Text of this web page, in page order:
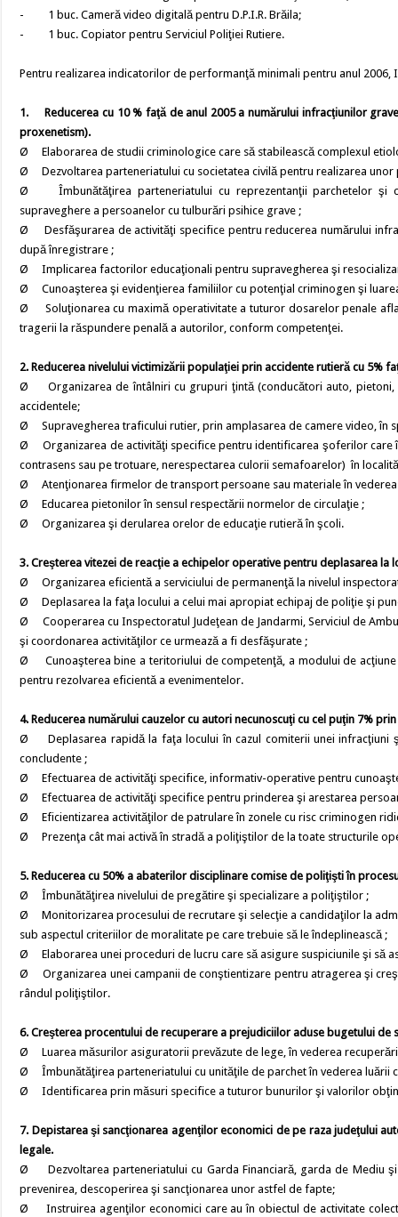
- 1 buc. Cameră video digitală pentru D.P.I.R. Brăila;
- 1 buc. Copiator pentru Serviciul Poliţiei Rutiere.
Pentru realizarea indicatorilor de performanţă minimali pentru anul
1. Reducerea cu 10 % faţă de anul 2005 a numărului infracţiunilor
proxenetism).
Ø Elaborarea de studii criminologice care să stabilească complexul
Ø Dezvoltarea parteneriatului cu societatea civilă pentru realizarea
Ø Îmbunătăţirea parteneriatului cu reprezentanţii parchetelor şi
supraveghere a persoanelor cu tulburări psihice grave ;
Ø Desfăşurarea de activităţi specifice pentru reducerea numărului
după înregistrare ;
Ø Implicarea factorilor educaţionali pentru supravegherea şi
Ø Cunoaşterea şi evidenţierea familiilor cu potenţial criminogen şi
Ø Soluţionarea cu maximă operativitate a tuturor dosarelor penale
tragerii la răspundere penală a autorilor, conform competenţei.
2. Reducerea nivelului victimizării populaţiei prin accidente rutieră cu 5%
Ø Organizarea de întâlniri cu grupuri ţintă (conducători auto, pietoni,
accidentele;
Ø Supravegherea traficului rutier, prin amplasarea de camere video, în
Ø Organizarea de activităţi specifice pentru identificarea şoferilor care
contrasens sau pe trotuare, nerespectarea culorii semafoarelor) în
Ø Atenţionarea firmelor de transport persoane sau materiale în
Ø Educarea pietonilor în sensul respectării normelor de circulaţie ;
Ø Organizarea şi derularea orelor de educaţie rutieră în şcoli.
3. Creşterea vitezei de reacţie a echipelor operative pentru deplasarea
Ø Organizarea eficientă a serviciului de permanenţă la nivelul
Ø Deplasarea la faţa locului a celui mai apropiat echipaj de poliţie şi
Ø Cooperarea cu Inspectoratul Judeţean de Jandarmi, Serviciul de
şi coordonarea activităţilor ce urmează a fi desfăşurate ;
Ø Cunoaşterea bine a teritoriului de competenţă, a modului de
pentru rezolvarea eficientă a evenimentelor.
4. Reducerea numărului cauzelor cu autori necunoscuţi cu cel puţin 7%
Ø Deplasarea rapidă la faţa locului în cazul comiterii unei infracţiuni
concludente ;
Ø Efectuarea de activităţi specifice, informativ-operative pentru
Ø Efectuarea de activităţi specifice pentru prinderea şi arestarea
Ø Eficientizarea activităţilor de patrulare în zonele cu risc criminogen
Ø Prezenţa cât mai activă în stradă a poliţiştilor de la toate structurile
5. Reducerea cu 50% a abaterilor disciplinare comise de poliţişti în
Ø Îmbunătăţirea nivelului de pregătire şi specializare a poliţiştilor ;
Ø Monitorizarea procesului de recrutare şi selecţie a candidaţilor la
sub aspectul criteriilor de moralitate pe care trebuie să le îndeplinească ;
Ø Elaborarea unei proceduri de lucru care să asigure suspiciunile şi să
Ø Organizarea unei campanii de conştientizare pentru atragerea şi
rândul poliţiştilor.
6. Creşterea procentului de recuperare a prejudiciilor aduse bugetului
Ø Luarea măsurilor asiguratorii prevăzute de lege, în vederea
Ø Îmbunătăţirea parteneriatului cu unităţile de parchet în vederea luării
Ø Identificarea prin măsuri specifice a tuturor bunurilor şi valorilor
7. Depistarea şi sancţionarea agenţilor economici de pe raza judeţului
legale.
Ø Dezvoltarea parteneriatului cu Garda Financiară, garda de Mediu
prevenirea, descoperirea şi sancţionarea unor astfel de fapte;
Ø Instruirea agenţilor economici care au în obiectul de activitate